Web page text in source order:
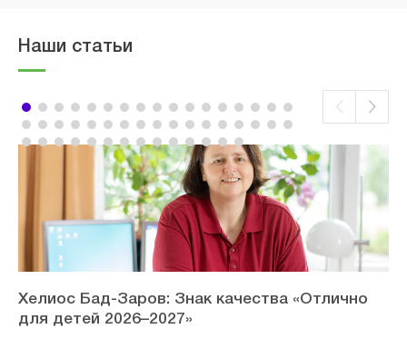
Наши статьи
Хелиос Бад-Заров: Знак качества «Отлично
для детей 2026–2027»